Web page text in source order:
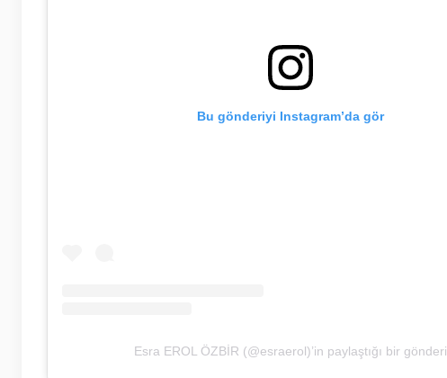
Bu gönderiyi Instagram’da gör
Esra EROL ÖZBİR (@esraerol)’in paylaştığı bir gönderi